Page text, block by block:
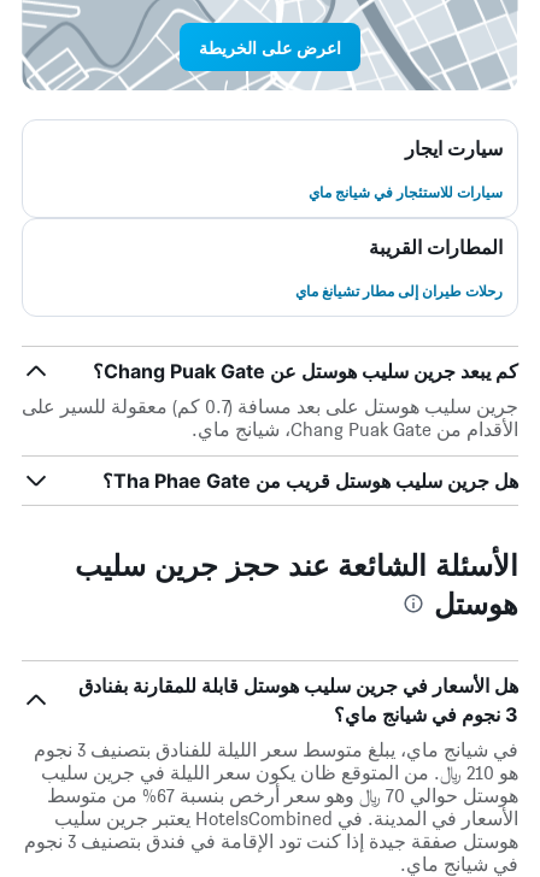
اعرض على الخريطة
سيارت ايجار
سيارات للاستئجار في شيانج ماي
المطارات القريبة
رحلات طيران إلى مطار تشيانغ ماي
كم يبعد جرين سليب هوستل عن Chang Puak Gate؟
جرين سليب هوستل على بعد مسافة (0.7 كم) معقولة للسير على
الأقدام من Chang Puak Gate، شيانج ماي.
هل جرين سليب هوستل قريب من Tha Phae Gate؟
الأسئلة الشائعة عند حجز جرين سليب
هوستل
هل الأسعار في جرين سليب هوستل قابلة للمقارنة بفنادق
3 نجوم في شيانج ماي؟
في شيانج ماي، يبلغ متوسط ​​سعر الليلة للفنادق بتصنيف 3 نجوم
هو 210 ﷼. من المتوقع ظان يكون سعر الليلة في جرين سليب
هوستل حوالي 70 ﷼ وهو سعر أرخص بنسبة 67% من متوسط
الأسعار في المدينة. في HotelsCombined يعتبر جرين سليب
هوستل صفقة جيدة إذا كنت تود الإقامة في فندق بتصنيف 3 نجوم
في شيانج ماي.